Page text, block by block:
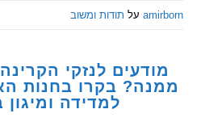
עלתודות ומשוב
לנזקי הקרינה או
בקרו בחנות האתר
למדידה ומיגון ביתי